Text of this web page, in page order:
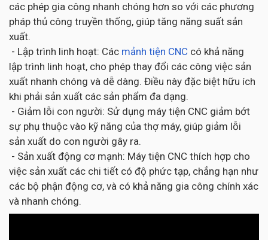
các phép gia công nhanh chóng hơn so với các phương
pháp thủ công truyền thống, giúp tăng năng suất sản
xuất.
- Lập trình linh hoạt: Các mảnh tiện CNC có khả năng
lập trình linh hoạt, cho phép thay đổi các công việc sản
xuất nhanh chóng và dễ dàng. Điều này đặc biệt hữu ích
khi phải sản xuất các sản phẩm đa dạng.
- Giảm lỗi con người: Sử dụng máy tiện CNC giảm bớt
sự phụ thuộc vào kỹ năng của thợ máy, giúp giảm lỗi
sản xuất do con người gây ra.
- Sản xuất động cơ mạnh: Máy tiện CNC thích hợp cho
việc sản xuất các chi tiết có độ phức tạp, chẳng hạn như
các bộ phận động cơ, và có khả năng gia công chính xác
và nhanh chóng.